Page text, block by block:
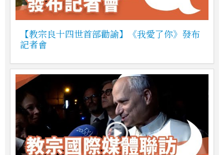
【教宗良十四世首部勸諭】《我愛了你》發布
記者會